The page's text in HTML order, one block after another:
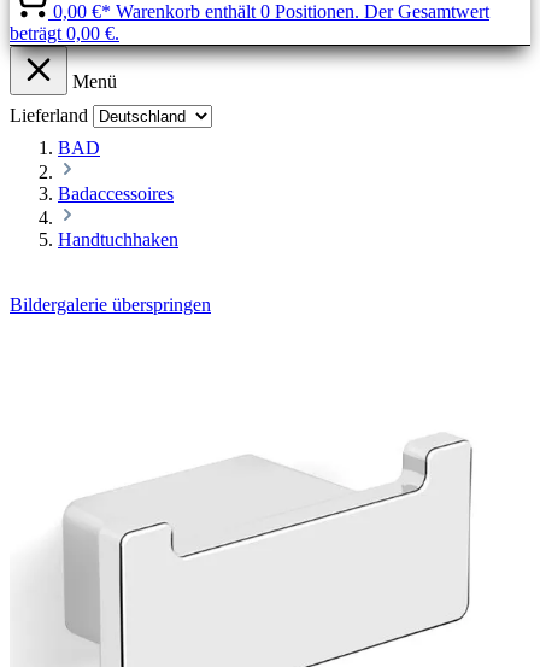
0,00 €* Warenkorb enthält 0 Positionen. Der Gesamtwert
beträgt 0,00 €.
Menü
Lieferland
BAD
Badaccessoires
Handtuchhaken
Bildergalerie überspringen